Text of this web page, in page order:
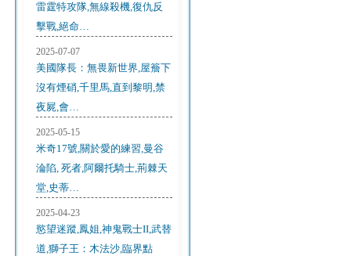
雷霆特攻隊,無線殺機,復仇反
擊戰,絕命…
2025-07-07
美國隊長：無畏新世界,屋簷下
沒有煙硝,千里馬,直到黎明,禁
夜屍,會…
2025-05-15
米奇17號,關於愛的練習,曼谷
淪陷, 死者,阿爾托騎士,荊棘天
堂,史蒂…
2025-04-23
慾望迷蹤,鳳姐,神鬼戰士II,武替
道,獅子王：木法沙,臨界點